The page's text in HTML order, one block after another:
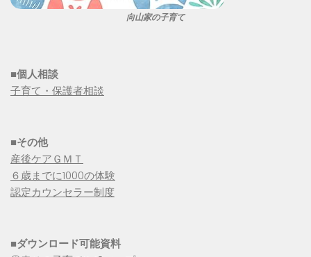
向山家の子育て
■個人相談
子育て・保護者相談
■その他
産後ケアＧＭＴ
６歳までに1000の体験
認定カウンセラー制度
■ダウンロード可能資料